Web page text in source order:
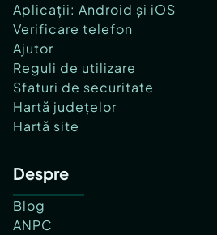
Aplicații: Android și iOS
Verificare telefon
Ajutor
Reguli de utilizare
Sfaturi de securitate
Hartă județelor
Hartă site
Despre
Blog
ANPC